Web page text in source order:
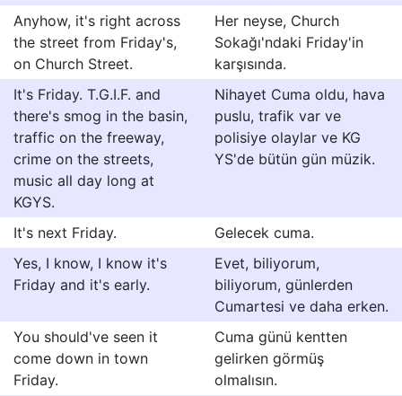
Anyhow, it's right across
the street from Friday's,
on Church Street.
Her neyse, Church
Sokağı'ndaki Friday'in
karşısında.
It's Friday. T.G.I.F. and
there's smog in the basin,
traffic on the freeway,
crime on the streets,
music all day long at
KGYS.
Nihayet Cuma oldu, hava
puslu, trafik var ve
polisiye olaylar ve KG
YS'de bütün gün müzik.
It's next Friday.
Gelecek cuma.
Yes, I know, I know it's
Friday and it's early.
Evet, biliyorum,
biliyorum, günlerden
Cumartesi ve daha erken.
You should've seen it
come down in town
Friday.
Cuma günü kentten
gelirken görmüş
olmalısın.